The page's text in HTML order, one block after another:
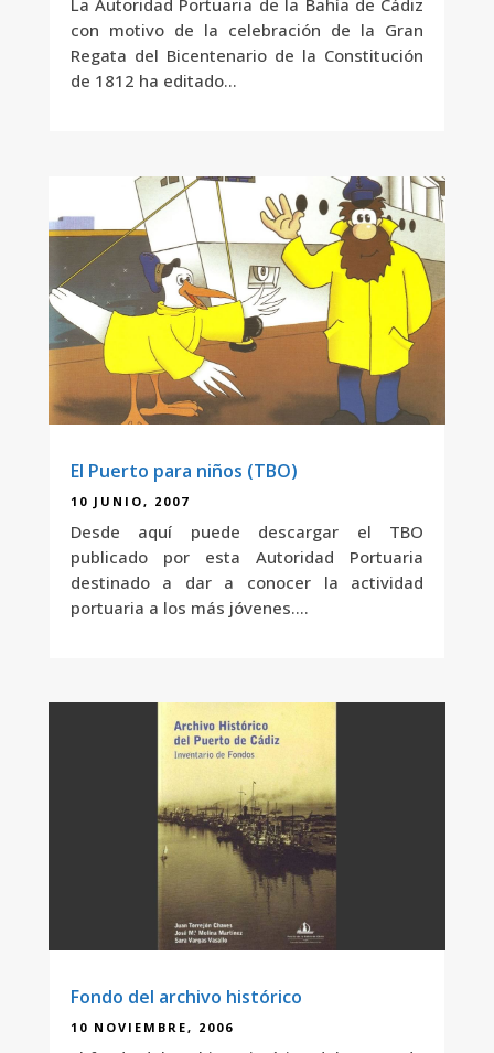
La Autoridad Portuaria de la Bahía de Cádiz
con motivo de la celebración de la Gran
Regata del Bicentenario de la Constitución
de 1812 ha editado...
El Puerto para niños (TBO)
10 JUNIO, 2007
Desde aquí puede descargar el TBO
publicado por esta Autoridad Portuaria
destinado a dar a conocer la actividad
portuaria a los más jóvenes....
Fondo del archivo histórico
10 NOVIEMBRE, 2006